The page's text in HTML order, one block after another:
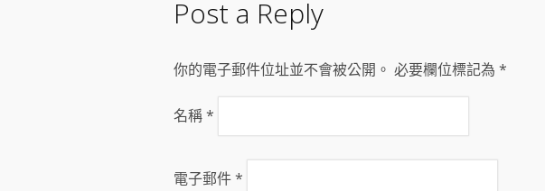
Post a Reply
你的電子郵件位址並不會被公開。 必要欄位標記為 *
名稱*
電子郵件*